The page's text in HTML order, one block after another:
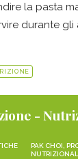
la pasta
durante gli
-
PAK CHOI,